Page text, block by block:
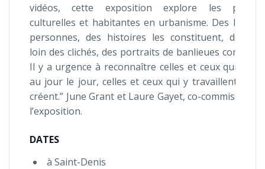
vidéos, cette exposition explore les
culturelles et habitantes en urbanisme. Des lieux,
personnes, des histoires les constituent,
loin des clichés, des portraits de banlieues
Il y a urgence à reconnaître celles et ceux qui y
au jour le jour, celles et ceux qui y travaillent et
créent.” June Grant et Laure Gayet, co-commissaires
l’exposition.
DATES
à Saint-Denis